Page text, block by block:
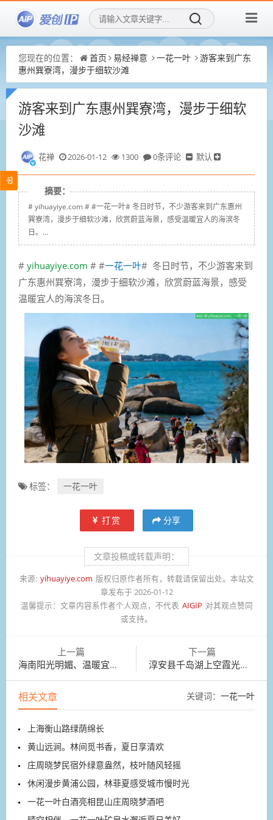
您现在的位置： 首页 易经禅意 一花一叶
游客来到广东
惠州巽寮湾，漫步于细软沙滩
游客来到广东惠州巽寮湾，漫步于细软
沙滩
花禅 2026-01-12 1300 0条评论 默认
摘要：
# yihuayiye.com # #一花一叶# 冬日时节，不少游客来到广东惠州
巽寮湾，漫步于细软沙滩，欣赏蔚蓝海景，感受温暖宜人的海滨冬
日。...
# yihuayiye.com # #一花一叶# 冬日时节，不少游客来到
广东惠州巽寮湾，漫步于细软沙滩，欣赏蔚蓝海景，感受
温暖宜人的海滨冬日。
标签： 一花一叶
打赏 分享
文章投稿或转载声明：
来源: yihuayiye.com 版权归原作者所有，转载请保留出处。本站文
章发布于 2026-01-12
温馨提示： 文章内容系作者个人观点，不代表 AIGIP 对其观点赞同
或支持。
上一篇
海南阳光明媚、温暖宜人，万泉河公园排练歌舞
下一篇
淳安县千岛湖上空霞光漫天，橘红、粉紫交织
相关文章 关键词： 一花一叶
上海衡山路绿荫绵长
黄山远涧。林间觅书香，夏日享清欢
庄周晓梦民宿外绿意盎然，枝叶随风轻摇
休闲漫步黄浦公园，林菲夏感受城市慢时光
一花一叶白酒亮相昆山庄周晓梦酒吧